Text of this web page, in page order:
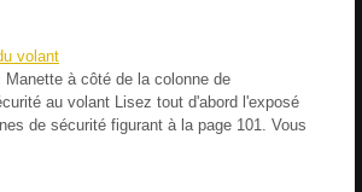
volant
Manette à côté de la colonne de
au volant Lisez tout d'abord l'exposé
de sécurité figurant à la page 101. Vous